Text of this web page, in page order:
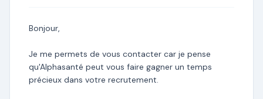
Bonjour,
Je me permets de vous contacter car je pense
qu'Alphasanté peut vous faire gagner un temps
précieux dans votre recrutement.